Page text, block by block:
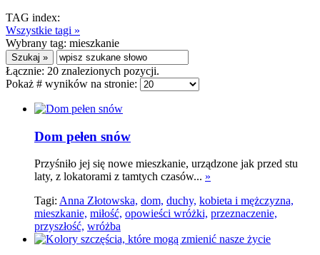
TAG index:
Wszystkie tagi »
Wybrany tag: mieszkanie
Łącznie: 20 znalezionych pozycji.
Pokaż # wyników na stronie:
Dom pełen snów
Przyśniło jej się nowe mieszkanie, urządzone jak przed stu
laty, z lokatorami z tamtych czasów... »
Tagi: Anna Złotowska, dom, duchy, kobieta i mężczyzna,
mieszkanie, miłość, opowieści wróżki, przeznaczenie,
przyszłość, wróżba